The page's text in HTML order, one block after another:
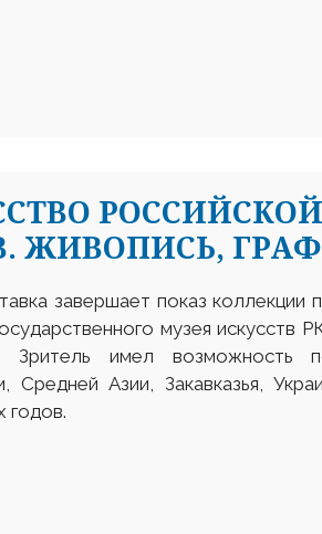
ЖИВОПИСЬ,
показ коллекции
музея искусств
Зритель имел возможность
Средней Азии, Закавказья,
годов.